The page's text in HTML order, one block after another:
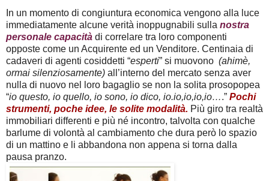
In un momento di congiuntura economica vengono alla luce
immediatamente alcune verità inoppugnabili sulla nostra
personale capacità di correlare tra loro componenti
opposte come un Acquirente ed un Venditore. Centinaia di
cadaveri di agenti cosiddetti “esperti” si muovono (ahimè,
ormai silenziosamente) all’interno del mercato senza aver
nulla di nuovo nel loro bagaglio se non la solita prosopopea
“io questo, io quello, io sono, io dico, io.io,io,io,io….” Pochi
strumenti, poche idee, le solite modalità. Più giro tra realtà
immobiliari differenti e più né incontro, talvolta con qualche
barlume di volontà al cambiamento che dura però lo spazio
di un mattino e li abbandona non appena si torna dalla
pausa pranzo.